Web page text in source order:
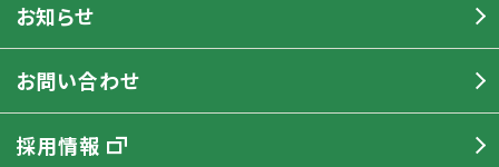
お知らせ
お問い合わせ
採用情報